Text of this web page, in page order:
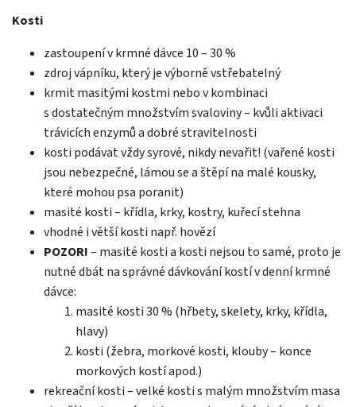
Kosti
zastoupení v krmné dávce 10 – 30 %
zdroj vápníku, který je výborně vstřebatelný
krmit masitými kostmi nebo v kombinaci
s dostatečným množstvím svaloviny – kvůli aktivaci
trávicích enzymů a dobré stravitelnosti
kosti podávat vždy syrové, nikdy nevařit! (vařené kosti
jsou nebezpečné, lámou se a štěpí na malé kousky,
které mohou psa poranit)
masité kosti – křídla, krky, kostry, kuřecí stehna
vhodné i větší kosti např. hovězí
POZOR!– masité kosti a kosti nejsou to samé, proto je
nutné dbát na správné dávkování kostí v denní krmné
dávce:
masité kosti 30 % (hřbety, skelety, krky, křídla,
hlavy)
kosti (žebra, morkové kosti, klouby – konce
morkových kostí apod.)
rekreační kosti – velké kosti s malým množstvím masa